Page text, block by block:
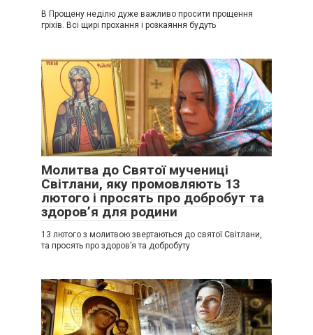
В Прощену неділю дуже важливо просити прощення
гріхів. Всі щирі прохання і розкаяння будуть
Молитва до Святої мучениці
Світлани, яку промовляють 13
лютого і просять про добробут та
здоров’я для родини
13 лютого з молитвою звертаються до святої Світлани,
та просять про здоров’я та добробуту